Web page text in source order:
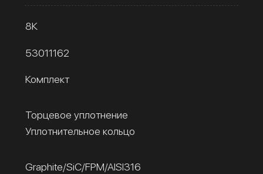
8К
53011162
Комплект
Торцевое уплотнение
Уплотнительное кольцо
Graphite/SiC/FPM/AISI316